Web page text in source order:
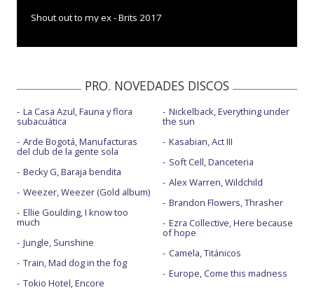
Shout out to my ex - Brits 2017
Shout out to my ex - Honda Stage at iHeartRadio
Shout out to my ex - Radio 1's Teen Awards 2016
Touch
Touch - Live on the Honda Stage at iHeartRadio
Touch - Radio 1's Big Weekend 2017
PRO. NOVEDADES DISCOS
La Casa Azul, Fauna y flora
subacuática
Arde Bogotá, Manufacturas
del club de la gente sola
Becky G, Baraja bendita
Weezer, Weezer (Gold album)
Ellie Goulding, I know too
much
Jungle, Sunshine
Train, Mad dog in the fog
Tokio Hotel, Encore
Nickelback, Everything under
the sun
Kasabian, Act III
Soft Cell, Danceteria
Alex Warren, Wildchild
Brandon Flowers, Thrasher
Ezra Collective, Here because
of hope
Camela, Titánicos
Europe, Come this madness